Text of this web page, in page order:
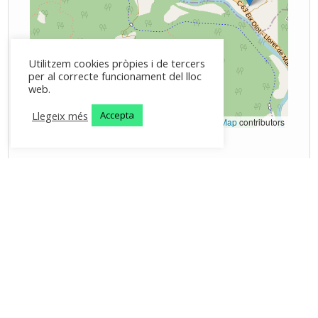
Leaflet OpenStreetMapcontributors
Utilitzem cookies pròpies i de tercers
per al correcte funcionament del lloc
web.
Llegeix més
Accepta